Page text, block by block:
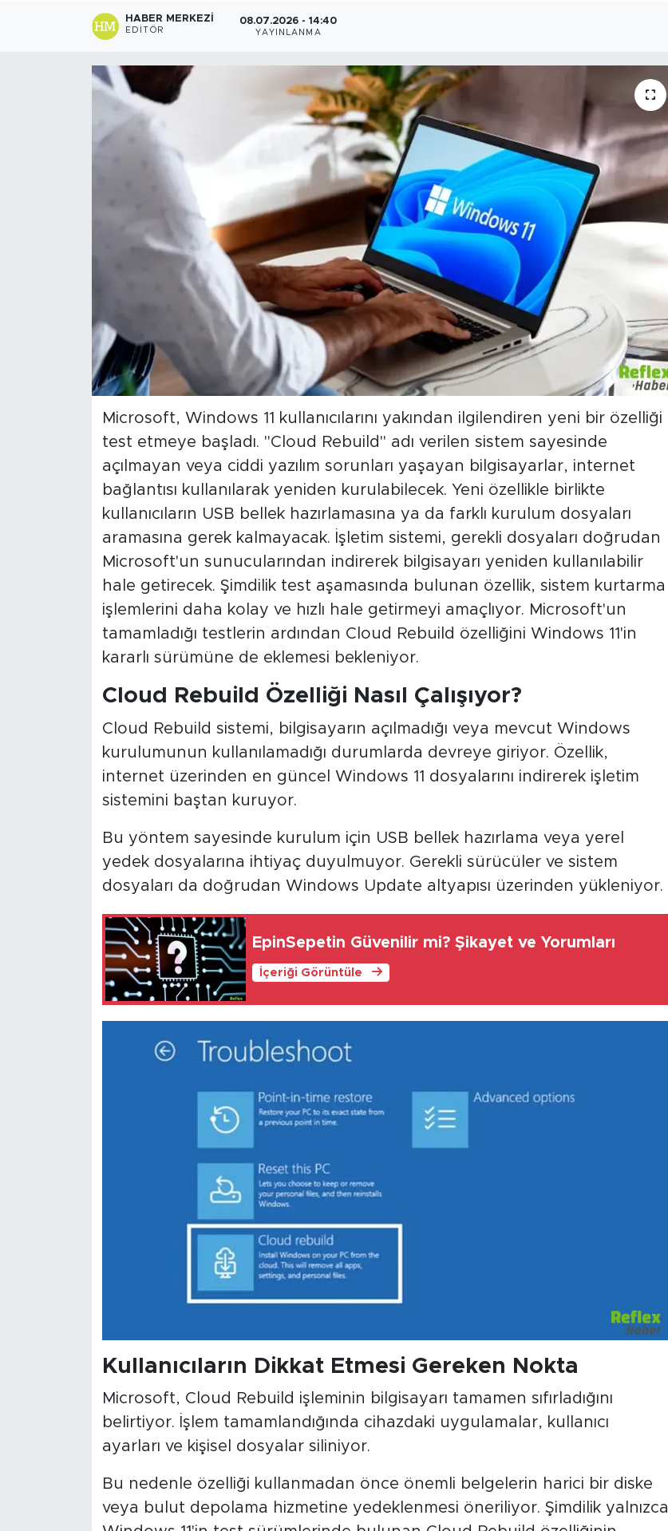
HABER MERKEZI
EDITÖR
08.07.2026 - 14:40
YAYINLANMA
Microsoft, Windows 11 kullanıcılarını yakından ilgilendiren yeni bir özelliği
test etmeye başladı. "Cloud Rebuild" adı verilen sistem sayesinde
açılmayan veya ciddi yazılım sorunları yaşayan bilgisayarlar, internet
bağlantısı kullanılarak yeniden kurulabilecek. Yeni özellikle birlikte
kullanıcıların USB bellek hazırlamasına ya da farklı kurulum dosyaları
aramasına gerek kalmayacak. İşletim sistemi, gerekli dosyaları doğrudan
Microsoft'un sunucularından indirerek bilgisayarı yeniden kullanılabilir
hale getirecek. Şimdilik test aşamasında bulunan özellik, sistem kurtarma
işlemlerini daha kolay ve hızlı hale getirmeyi amaçlıyor. Microsoft'un
tamamladığı testlerin ardından Cloud Rebuild özelliğini Windows 11'in
kararlı sürümüne de eklemesi bekleniyor.
Cloud Rebuild Özelliği Nasıl Çalışıyor?
Cloud Rebuild sistemi, bilgisayarın açılmadığı veya mevcut Windows
kurulumunun kullanılamadığı durumlarda devreye giriyor. Özellik,
internet üzerinden en güncel Windows 11 dosyalarını indirerek işletim
sistemini baştan kuruyor.
Bu yöntem sayesinde kurulum için USB bellek hazırlama veya yerel
yedek dosyalarına ihtiyaç duyulmuyor. Gerekli sürücüler ve sistem
dosyaları da doğrudan Windows Update altyapısı üzerinden yükleniyor.
EpinSepetin Güvenilir mi? Şikayet ve Yorumları
İçeriği Görüntüle
Kullanıcıların Dikkat Etmesi Gereken Nokta
Microsoft, Cloud Rebuild işleminin bilgisayarı tamamen sıfırladığını
belirtiyor. İşlem tamamlandığında cihazdaki uygulamalar, kullanıcı
ayarları ve kişisel dosyalar siliniyor.
Bu nedenle özelliği kullanmadan önce önemli belgelerin harici bir diske
veya bulut depolama hizmetine yedeklenmesi öneriliyor. Şimdilik yalnızca